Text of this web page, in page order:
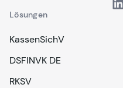
Lösungen
KassenSichV
DSFINVK DE
RKSV